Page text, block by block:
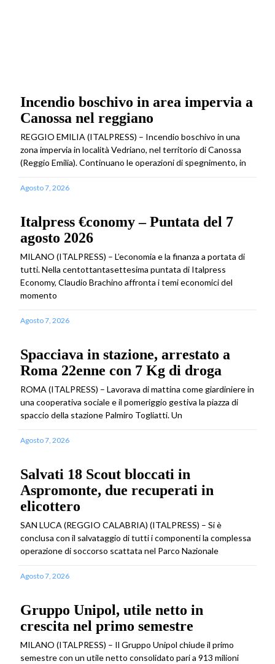
Incendio boschivo in area impervia a
Canossa nel reggiano
REGGIO EMILIA (ITALPRESS) – Incendio boschivo in una
zona impervia in località Vedriano, nel territorio di Canossa
(Reggio Emilia). Continuano le operazioni di spegnimento, in
Agosto 7, 2026
Italpress €conomy – Puntata del 7
agosto 2026
MILANO (ITALPRESS) – L’economia e la finanza a portata di
tutti. Nella centottantasettesima puntata di Italpress
Economy, Claudio Brachino affronta i temi economici del
momento
Agosto 7, 2026
Spacciava in stazione, arrestato a
Roma 22enne con 7 Kg di droga
ROMA (ITALPRESS) – Lavorava di mattina come giardiniere in
una cooperativa sociale e il pomeriggio gestiva la piazza di
spaccio della stazione Palmiro Togliatti. Un
Agosto 7, 2026
Salvati 18 Scout bloccati in
Aspromonte, due recuperati in
elicottero
SAN LUCA (REGGIO CALABRIA) (ITALPRESS) – Si è
conclusa con il salvataggio di tutti i componenti la complessa
operazione di soccorso scattata nel Parco Nazionale
Agosto 7, 2026
Gruppo Unipol, utile netto in
crescita nel primo semestre
MILANO (ITALPRESS) – Il Gruppo Unipol chiude il primo
semestre con un utile netto consolidato pari a 913 milioni